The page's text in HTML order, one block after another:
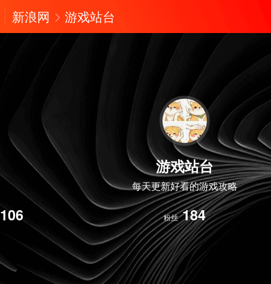
新浪网 游戏站台
游戏站台
每天更新好看的游戏攻略
106 粉丝 184